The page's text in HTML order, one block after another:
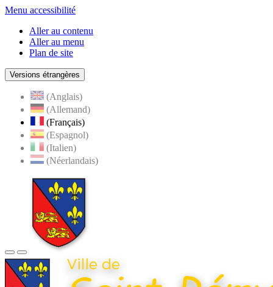
Menu accessibilité
Aller au contenu
Aller au menu
Plan de site
Versions étrangères
(Anglais)
(Allemand)
(Français)
(Espagnol)
(Italien)
(Néerlandais)